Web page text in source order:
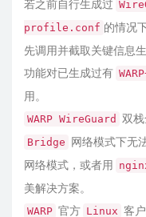
若之前自行生成过
profile.conf 的情况
先调用并截取关键信息
功能对已生成过有
用。
WARP WireGuard 双
Bridge 网络模式下无
网络模式，或者用
美解决方案。
WARP 官方 Linux 客